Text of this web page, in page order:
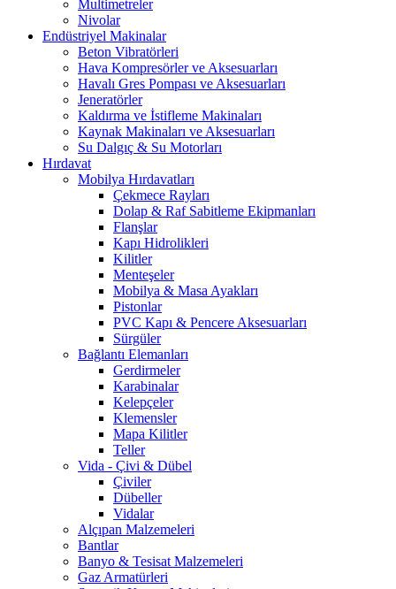
Multimetreler
Nivolar
Endüstriyel Makinalar
Beton Vibratörleri
Hava Kompresörler ve Aksesuarları
Havalı Gres Pompası ve Aksesuarları
Jeneratörler
Kaldırma ve İstifleme Makinaları
Kaynak Makinaları ve Aksesuarları
Su Dalgıç & Su Motorları
Hırdavat
Mobilya Hırdavatları
Çekmece Rayları
Dolap & Raf Sabitleme Ekipmanları
Flanşlar
Kapı Hidrolikleri
Kilitler
Menteşeler
Mobilya & Masa Ayakları
Pistonlar
PVC Kapı & Pencere Aksesuarları
Sürgüler
Bağlantı Elemanları
Gerdirmeler
Karabinalar
Kelepçeler
Klemensler
Mapa Kilitler
Teller
Vida - Çivi & Dübel
Çiviler
Dübeller
Vidalar
Alçıpan Malzemeleri
Bantlar
Banyo & Tesisat Malzemeleri
Gaz Armatürleri